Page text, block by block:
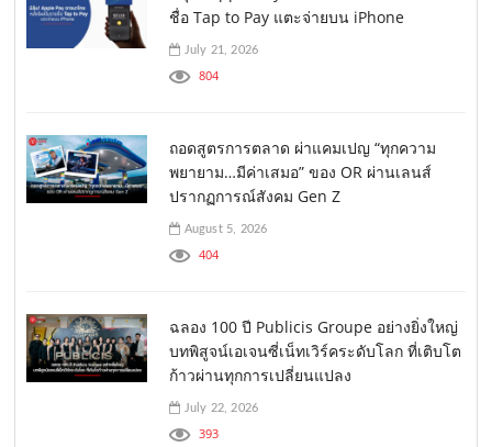
ชื่อ Tap to Pay แตะจ่ายบน iPhone
July 21, 2026
804
ถอดสูตรการตลาด ผ่าแคมเปญ “ทุกความ
พยายาม…มีค่าเสมอ” ของ OR ผ่านเลนส์
ปรากฏการณ์สังคม Gen Z
August 5, 2026
404
ฉลอง 100 ปี Publicis Groupe อย่างยิ่งใหญ่
บทพิสูจน์เอเจนซี่เน็ทเวิร์คระดับโลก ที่เติบโต
ก้าวผ่านทุกการเปลี่ยนแปลง
July 22, 2026
393